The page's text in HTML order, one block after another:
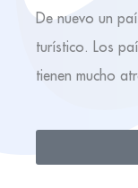
De nuevo un
turístico. Los
tienen mucho